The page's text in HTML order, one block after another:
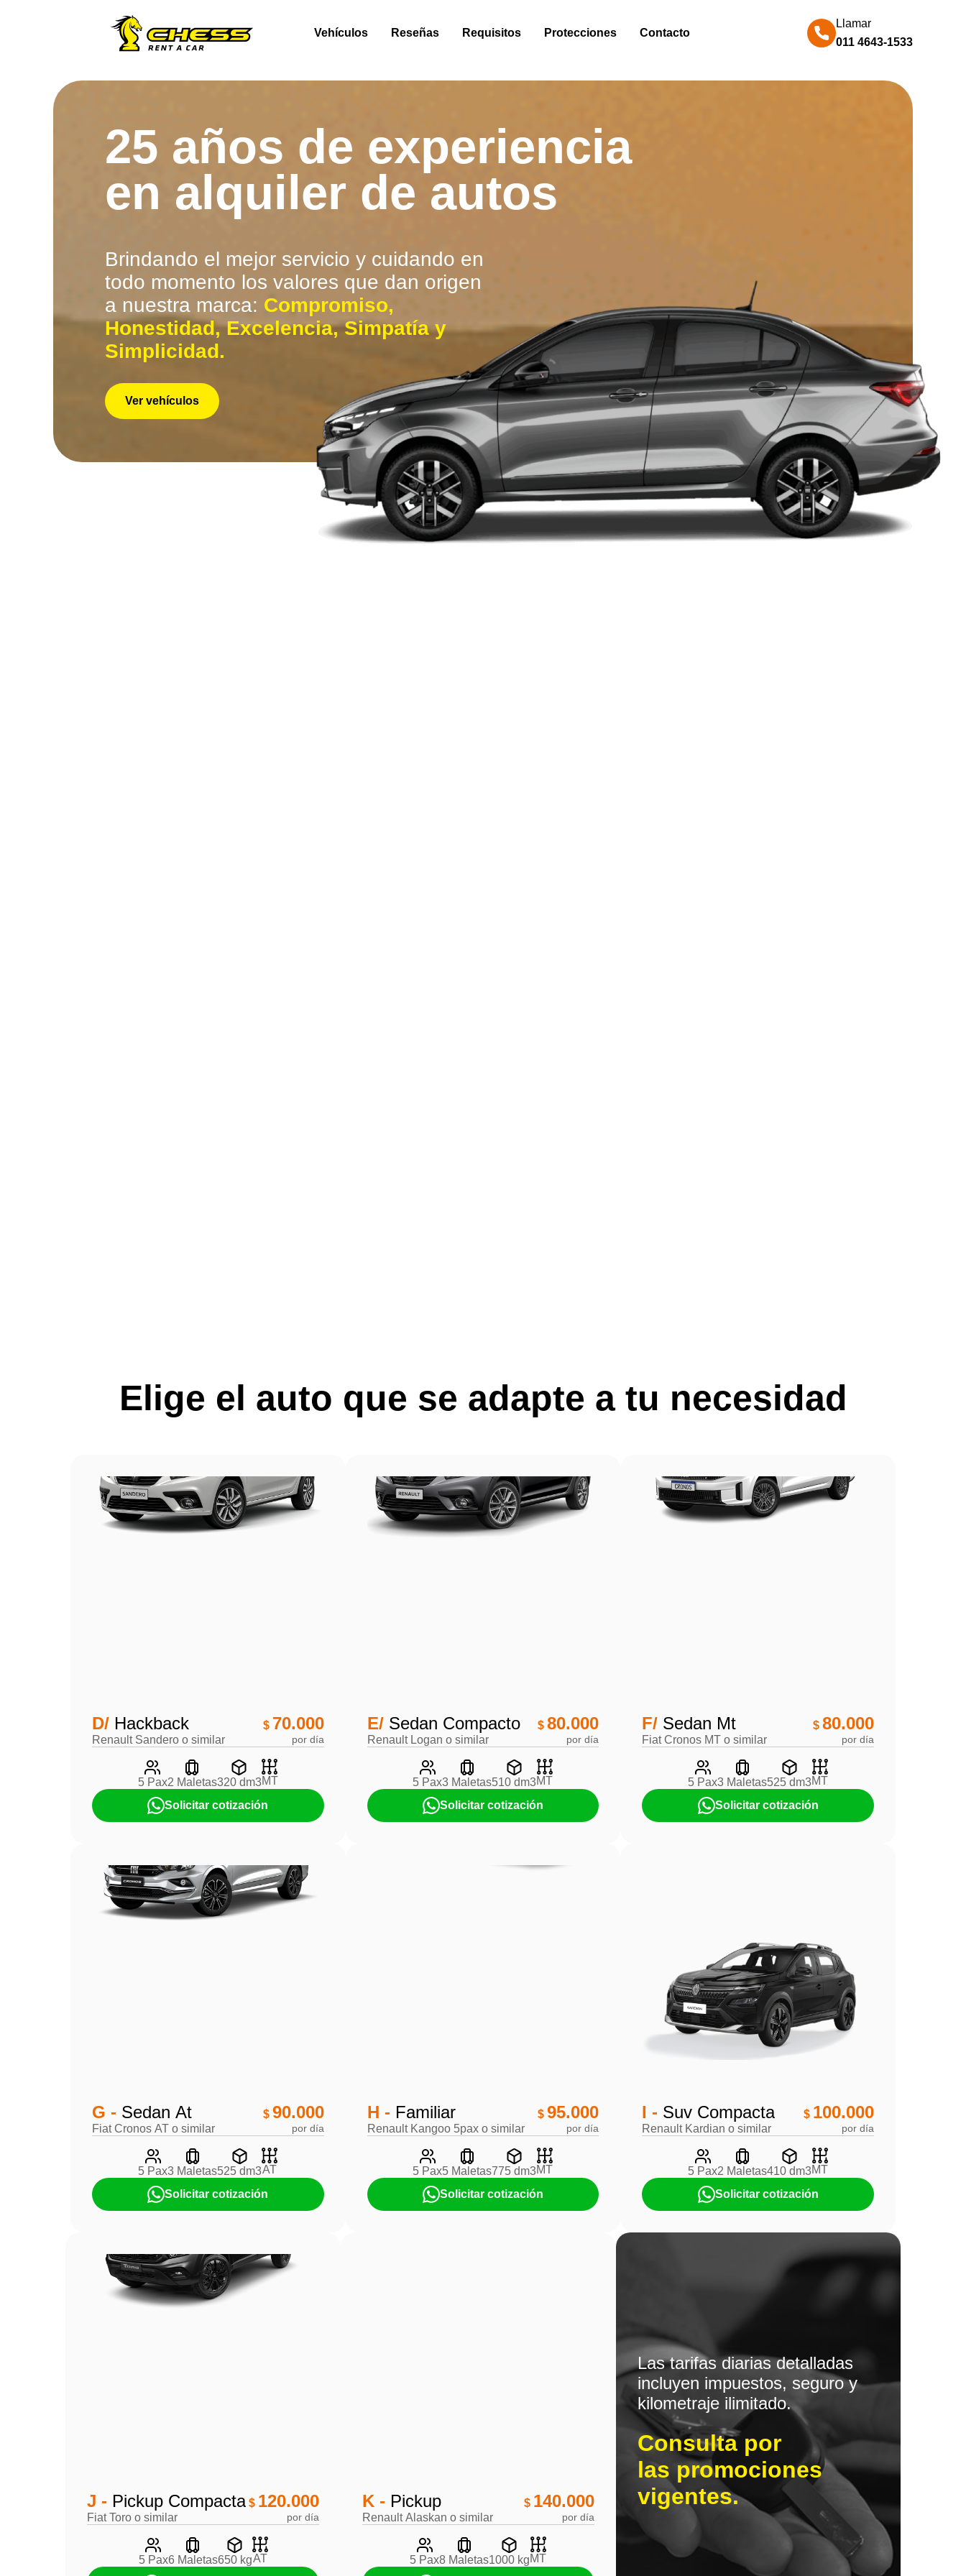
Vehículos Reseñas Requisitos Protecciones Contacto
Llamar
011 4643-1533
25 años de experiencia
en alquiler de autos
Brindando el mejor servicio y cuidando en
todo momento los valores que dan origen
a nuestra marca: Compromiso,
Honestidad, Excelencia, Simpatía y
Simplicidad.
Ver vehículos
Elige el auto que se adapte a tu necesidad
D/ Hackback
Renault Sandero o similar
$ 70.000
por día
5 Pax2 Maletas320 dm3MT
Solicitar cotización
E/ Sedan Compacto
Renault Logan o similar
$ 80.000
por día
5 Pax3 Maletas510 dm3MT
Solicitar cotización
F/ Sedan Mt
Fiat Cronos MT o similar
$ 80.000
por día
5 Pax3 Maletas525 dm3MT
Solicitar cotización
G - Sedan At
Fiat Cronos AT o similar
$ 90.000
por día
5 Pax3 Maletas525 dm3AT
Solicitar cotización
H - Familiar
Renault Kangoo 5pax o similar
$ 95.000
por día
5 Pax5 Maletas775 dm3MT
Solicitar cotización
I - Suv Compacta
Renault Kardian o similar
$ 100.000
por día
5 Pax2 Maletas410 dm3MT
Solicitar cotización
J - Pickup Compacta
Fiat Toro o similar
$ 120.000
por día
5 Pax6 Maletas650 kgAT
K - Pickup
Renault Alaskan o similar
$ 140.000
por día
5 Pax8 Maletas1000 kgMT
Las tarifas diarias detalladas
incluyen impuestos, seguro y
kilometraje ilimitado.
Consulta por
las promociones
vigentes.